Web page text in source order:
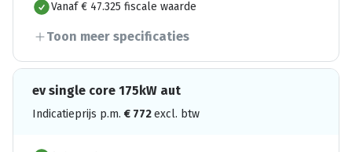
Vanaf € 47.325 fiscale waarde
Toon meer specificaties
ev single core 175kW aut
Indicatieprijs p.m. € 772excl. btw